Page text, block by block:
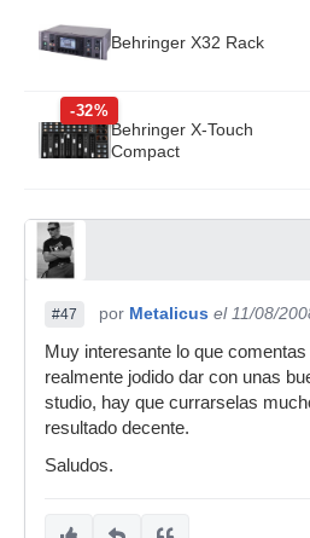
Behringer X32 Rack
-32%
Behringer X-Touch
Compact
#47 por Metalicus el 11/08/
Muy interesante lo que
realmente jodido dar con unas
studio, hay que currarselas
resultado decente.
Saludos.